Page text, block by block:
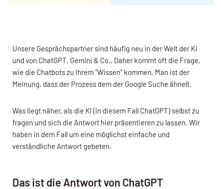
Unsere Gesprächspartner sind häufig neu in der Welt der KI
und von ChatGPT, Gemini & Co.. Daher kommt oft die Frage,
wie die Chatbots zu Ihrem “Wissen” kommen. Man ist der
Meinung, dass der Prozess dem der Google Suche ähnelt.
Was liegt näher, als die KI (in diesem Fall ChatGPT) selbst zu
fragen und sich die Antwort hier präsentieren zu lassen. Wir
haben in dem Fall um eine möglichst einfache und
verständliche Antwort gebeten.
Das ist die Antwort von ChatGPT